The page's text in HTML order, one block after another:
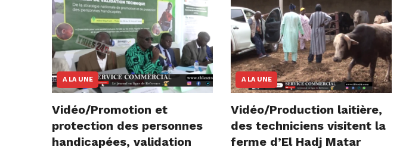
A LA UNE
Vidéo/Promotion et
protection des personnes
handicapées, validation
A LA UNE
Vidéo/Production laitière,
des techniciens visitent la
ferme d’El Hadj Matar